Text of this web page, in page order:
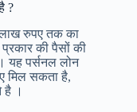
?
रुपए तक का
की पैसों की
यह पर्सनल लोन
मिल सकता है,
है ।